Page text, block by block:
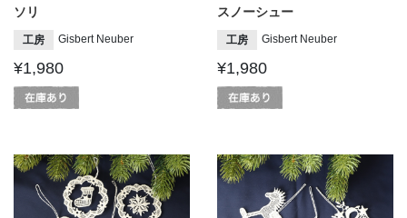
ソリ
工房 Gisbert Neuber
¥1,980
スノーシュー
工房 Gisbert Neuber
¥1,980